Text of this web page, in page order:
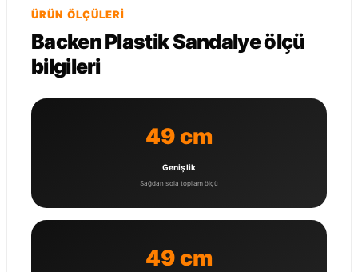
ÜRÜN ÖLÇÜLERI
Backen Plastik Sandalye ölçü
bilgileri
49 cm
Genişlik
Sağdan sola toplam ölçü
49 cm